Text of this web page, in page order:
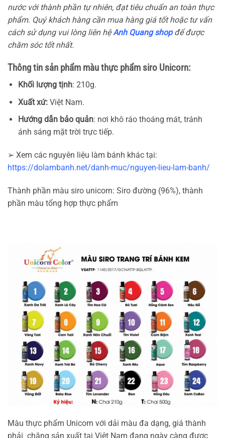
nước với thành phần tự nhiên, đạt tiêu chuẩn an toàn thực
phẩm. Quý khách hàng cần mua hàng giá tốt hoặc tư vấn
cách sử dụng vui lòng liên hệAnh Quang shopđể được
chăm sóc tốt nhất.
Thông tin sản phẩm màu thực phẩm siro Unicorn:
Khối lượng tịnh: 210g.
Xuất xứ:Việt Nam.
Hướng dẫn bảo quản: nơi khô ráo thoáng mát, tránh
ánh sáng mặt trời trực tiếp.
➢ Xem các nguyên liệu làm bánh khác tại:
https://dolambanh.net/danh-muc/nguyen-lieu-lam-banh/
Thành phần màu siro unicorn: Siro đường (96%), thành
phần màu tổng hợp thực phẩm
Màu thực phẩm Unicorn với dải màu đa dạng, giá thành
phải chăng sản xuất tại Việt Nam đang ngày càng được